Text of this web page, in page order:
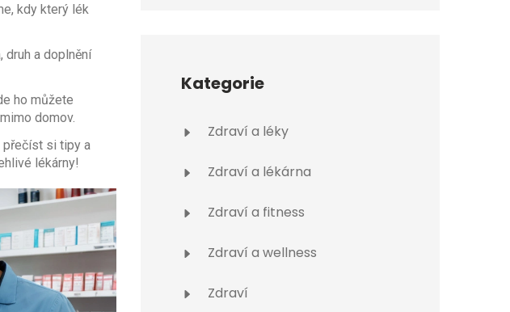
kdy který lék
druh a doplnění
ho můžete
domov.
přečíst si tipy a
lékárny!
Kategorie
Zdraví a léky
Zdraví a lékárna
Zdraví a fitness
Zdraví a wellness
Zdraví